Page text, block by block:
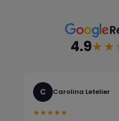
4.9
C Carolina Letelier
★★★★★